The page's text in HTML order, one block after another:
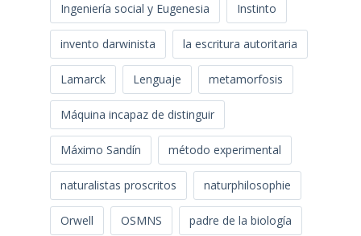
Ingeniería social y Eugenesia Instinto
invento darwinista la escritura autoritaria
Lamarck Lenguaje metamorfosis
Máquina incapaz de distinguir
Máximo Sandín método experimental
naturalistas proscritos naturphilosophie
Orwell OSMNS padre de la biología